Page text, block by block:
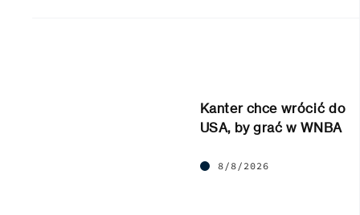
Kanter chce wrócić do
USA, by grać w WNBA
8/8/2026